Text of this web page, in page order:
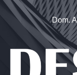
Saltar
contenido
Dom.